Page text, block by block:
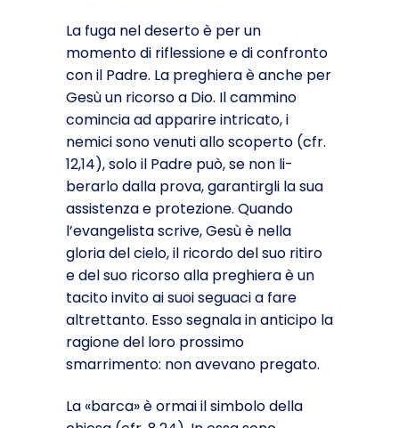
La fuga nel deserto è per un
momento di riflessione e di confronto
con il Padre. La preghiera è anche per
Gesù un ricorso a Dio. Il cammino
comincia ad apparire intricato, i
nemici sono venuti allo scoperto (cfr.
12,14), solo il Padre può, se non li­
berarlo dalla prova, garantirgli la sua
assistenza e protezione. Quando
l’evangelista scrive, Gesù è nella
gloria del cielo, il ricordo del suo ritiro
e del suo ricorso alla preghiera è un
tacito invito ai suoi seguaci a fare
altrettanto. Esso segnala in anti­cipo la
ragione del loro prossimo
smarrimento: non avevano pregato.
La «barca» è ormai il simbolo della